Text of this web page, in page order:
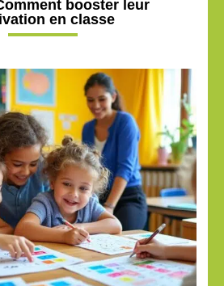
booster leur
en classe